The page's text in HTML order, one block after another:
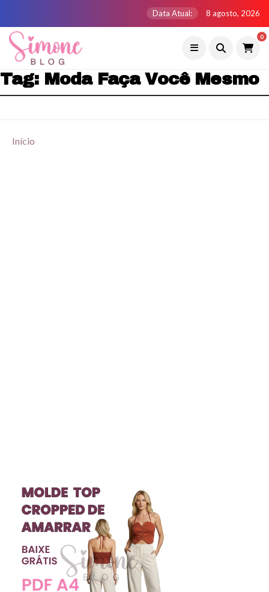
Data Atual: 8 agosto, 2026
0
Tag: Moda Faça Você Mesmo
Início